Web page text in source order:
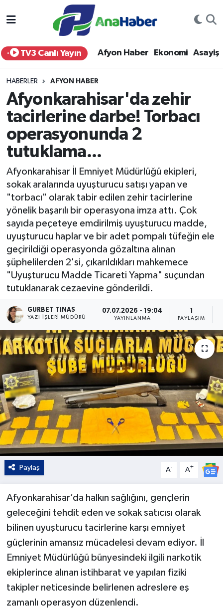
TV3 Canlı Yayın Afyon Haber Ekonomi Asayiş
HABERLER AFYON HABER
Afyonkarahisar'da zehir
tacirlerine darbe! Torbacı
operasyonunda 2
tutuklama...
Afyonkarahisar İl Emniyet Müdürlüğü ekipleri,
sokak aralarında uyuşturucu satışı yapan ve
"torbacı" olarak tabir edilen zehir tacirlerine
yönelik başarılı bir operasyona imza attı. Çok
sayıda peçeteye emdirilmiş uyuşturucu madde,
uyuşturucu haplar ve bir adet pompalı tüfeğin ele
geçirildiği operasyonda gözaltına alınan
şüphelilerden 2'si, çıkarıldıkları mahkemece
"Uyuşturucu Madde Ticareti Yapma" suçundan
tutuklanarak cezaevine gönderildi.
GURBET TINAS
YAZI İŞLERI MÜDÜRÜ
07.07.2026 - 19:04
YAYINLANMA PAYLAŞIM
Paylaş A- A+
Afyonkarahisar’da halkın sağlığını, gençlerin
geleceğini tehdit eden ve sokak satıcısı olarak
bilinen uyuşturucu tacirlerine karşı emniyet
güçlerinin amansız mücadelesi devam ediyor. İl
Emniyet Müdürlüğü bünyesindeki ilgili narkotik
ekiplerince alınan istihbarat ve yapılan fiziki
takipler neticesinde belirlenen adreslere eş
zamanlı operasyon düzenlendi.
Yurt Haber
Afyon Haber
Siyaset
Spor
Sağlık
Teknoloji
Kültür - Sanat
Yaşam
Afyonkarahisar Nöbetçi Eczaneler
Afyonkarahisar Hava Durumu
Afyonkarahisar Trafik Yoğunluk Haritası
Süper Lig Puan Durumu ve Fikstür
Tüm Manşetler
Son Dakika Haberleri
Haber Arşivi